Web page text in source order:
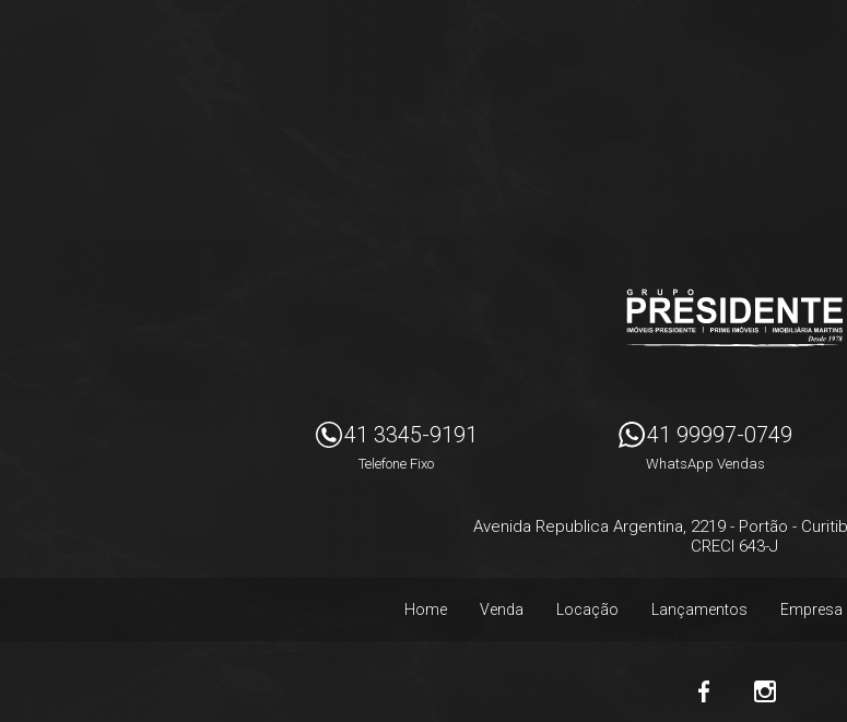
41 3345-9191
Telefone Fixo
41 99997-0749
WhatsApp Vendas
Avenida Republica Argentina, 2219 - Portão -
CRECI 643-J
Home Venda Locação Lançamentos Empresa